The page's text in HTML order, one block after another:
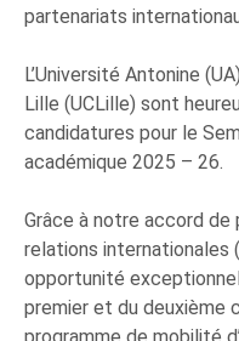
partenariats
L’Université Antonine
Lille (UCLille) sont
candidatures pour le
académique 2025 – 26.
Grâce à notre accord de
relations internationales
opportunité
premier et du deuxième